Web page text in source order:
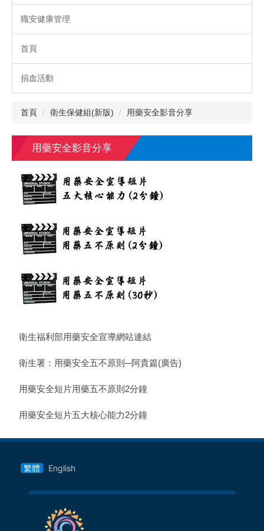
職安健康管理
首頁
捐血活動
首頁 衛生保健組(新版) 用藥安全影音分享
用藥安全影音分享
衛生福利部用藥安全宣導網站連結
衛生署：用藥安全五不原則─阿貴篇(廣告)
用藥安全短片用藥五不原則2分鐘
用藥安全短片五大核心能力2分鐘
繁體 English